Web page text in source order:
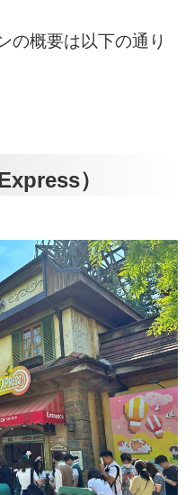
の概要は以下の通り
）